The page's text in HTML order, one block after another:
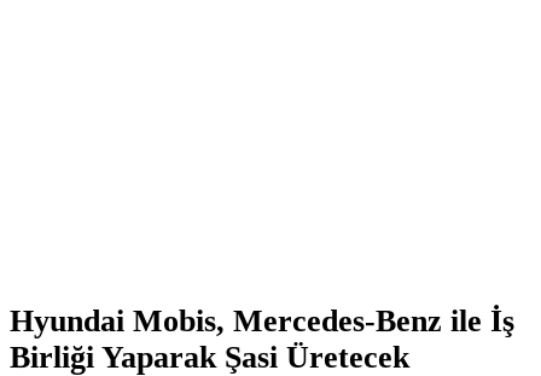
Hyundai Mobis, Mercedes-Benz ile İş
Birliği Yaparak Şasi Üretecek